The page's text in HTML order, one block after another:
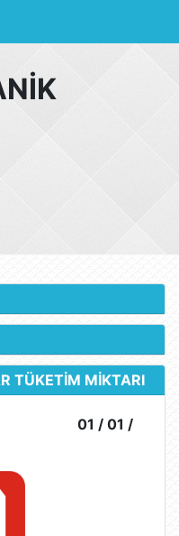
TÜKETİM MİKTARI
01 / 01 /